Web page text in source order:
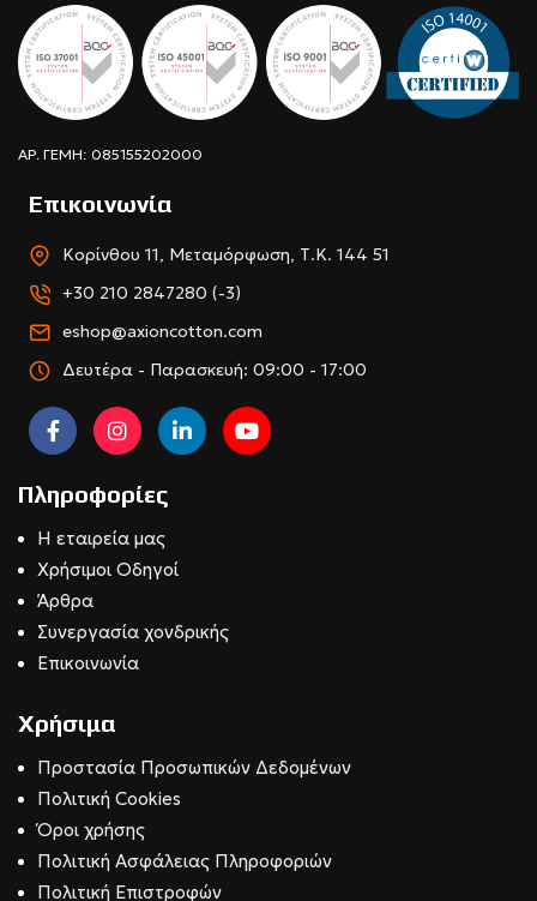
ΑΡ. ΓΕΜΗ: 085155202000
Επικοινωνία
Κορίνθου 11, Μεταμόρφωση, Τ.Κ. 144 51
+30 210 2847280 (-3)
eshop@axioncotton.com
Δευτέρα - Παρασκευή: 09:00 - 17:00
Πληροφορίες
Η εταιρεία μας
Χρήσιμοι Οδηγοί
Άρθρα
Συνεργασία χονδρικής
Επικοινωνία
Χρήσιμα
Προστασία Προσωπικών Δεδομένων
Πολιτική Cookies
Όροι χρήσης
Πολιτική Ασφάλειας Πληροφοριών
Πολιτική Επιστροφών